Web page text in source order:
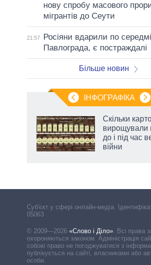
нову спробу масового
мігрантів до Сеути
21:57
Росіяни вдарили по
Павлограда, є постраждалі
Більше новин
ІНФОГРАФІКА
Скільки
вирощували
до і під час
війни
Cуб'єкт у сфері онлайн-медіа.
05063
© 2009—2026 «Слово і Діло». Всі права
охороняються законом. Адміністрація
собою право не погоджуватися з
публікується на сайті, власниками або
особи.